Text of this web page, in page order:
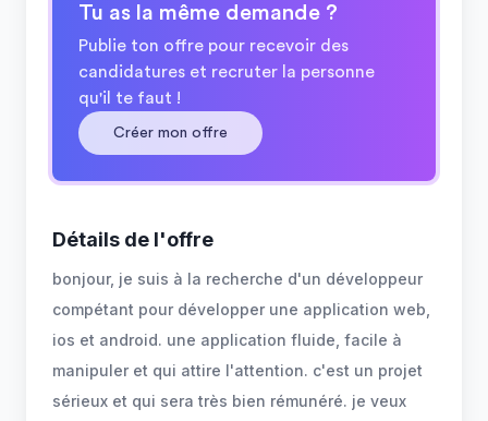
Tu as la même demande ?
Publie ton offre pour recevoir des
candidatures et recruter la personne
qu'il te faut !
Créer mon offre
Détails de l'offre
bonjour, je suis à la recherche d'un développeur
compétant pour développer une application web,
ios et android. une application fluide, facile à
manipuler et qui attire l'attention. c'est un projet
sérieux et qui sera très bien rémunéré. je veux